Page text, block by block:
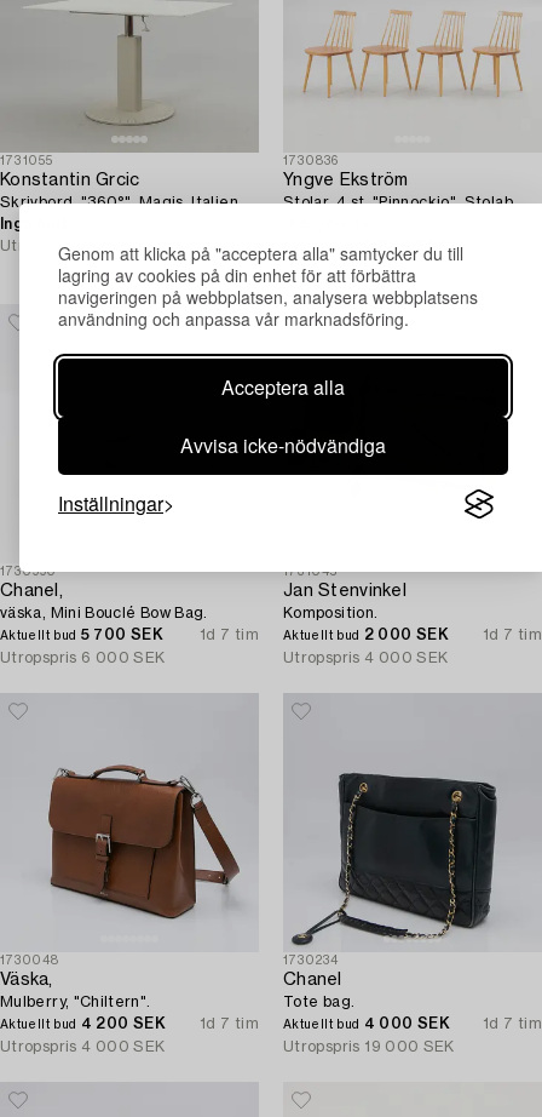
Genom att klicka på "acceptera alla" samtycker du till
lagring av cookies på din enhet för att förbättra
navigeringen på webbplatsen, analysera webbplatsens
användning och anpassa vår marknadsföring.
Acceptera alla
Avvisa icke-nödvändiga
Inställningar
1731055
Konstantin Grcic
Skrivbord, "360°", Magis, Italien.
Inga bud
Utropspris
8 000 SEK
1730836
Yngve Ekström
Stolar, 4 st, "Pinnockio", Stolab,
Aktuellt bud 2 000 SEK
Utropspris
3 000 SEK
1730990
Chanel,
väska, Mini Bouclé Bow Bag.
Aktuellt bud 5 700 SEK
1d 7 tim
Utropspris 6 000 SEK
1731045
Jan Stenvinkel
Komposition.
Aktuellt bud 2 000 SEK
1d 7 tim
Utropspris 4 000 SEK
1730048
Väska,
Mulberry, "Chiltern".
Aktuellt bud 4 200 SEK
1d 7 tim
Utropspris 4 000 SEK
1730234
Chanel
Tote bag.
Aktuellt bud 4 000 SEK
1d 7 tim
Utropspris 19 000 SEK